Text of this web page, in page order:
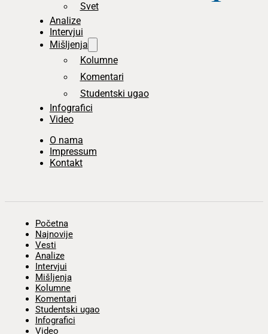
Svet
Analize
Intervjui
Mišljenja
Kolumne
Komentari
Studentski ugao
Infografici
Video
O nama
Impressum
Kontakt
Početna
Najnovije
Vesti
Analize
Intervjui
Mišljenja
Kolumne
Komentari
Studentski ugao
Infografici
Video